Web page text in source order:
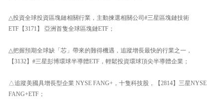
△投資全球投資區塊鏈相關行業，主動揀選相關公司#三星區塊鏈技術
ETF【3171】 亞洲首隻全球區塊鏈ETF；
△把握預期全球缺「芯」帶來的難得機遇，追蹤增長最快的行業之一，
【3132】#三星彭博環球半導體ETF，輕鬆投資環球頂尖半導體企業；
△追蹤美國具增長型企業 NYSE FANG+，十隻科技股，【2814】三星NYSE
FANG+ETF；